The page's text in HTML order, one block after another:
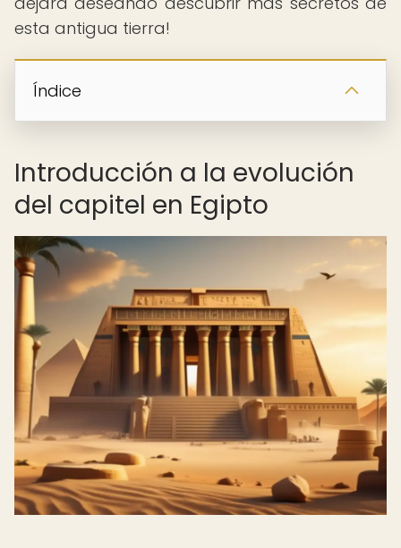
esta antigua tierra!
Índice
Introducción a la evolución
del capitel en Egipto